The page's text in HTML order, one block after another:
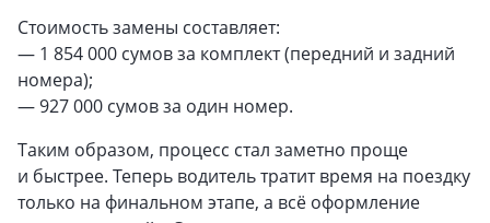
Стоимость замены составляет:
— 1 854 000 сумов за комплект (передний и задний
номера);
— 927 000 сумов за один номер.
Таким образом, процесс стал заметно проще
и быстрее. Теперь водитель тратит время на поездку
только на финальном этапе, а всё оформление